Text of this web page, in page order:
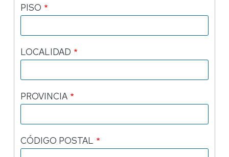
PISO
LOCALIDAD
PROVINCIA
CÓDIGO POSTAL